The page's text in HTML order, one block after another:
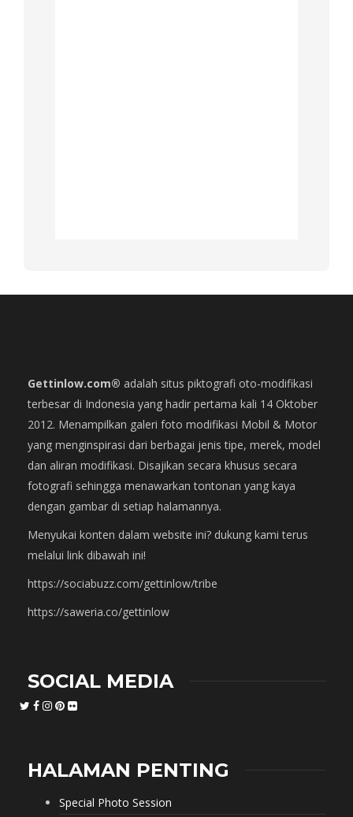
Gettinlow.com® adalah situs piktografi oto-modifikasi
terbesar di Indonesia yang hadir pertama kali 14 Oktober
2012. Menampilkan galeri foto modifikasi Mobil & Motor
yang menginspirasi dari berbagai jenis tipe, merek, model
dan aliran modifikasi. Disajikan secara khusus secara
fotografi sehingga menawarkan tontonan yang kaya
dengan gambar di setiap halamannya.
Menyukai konten dalam website ini? dukung kami terus
melalui link dibawah ini!
https://sociabuzz.com/gettinlow/tribe
https://saweria.co/gettinlow
SOCIAL MEDIA
HALAMAN PENTING
Special Photo Session